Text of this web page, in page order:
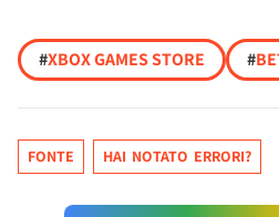
#XBOX GAMES STORE #
FONTE HAI NOTATO ERRORI?